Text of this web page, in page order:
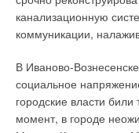
канализационную
коммуникации,
В Иваново-
социальное
городские власти
момент, в городе